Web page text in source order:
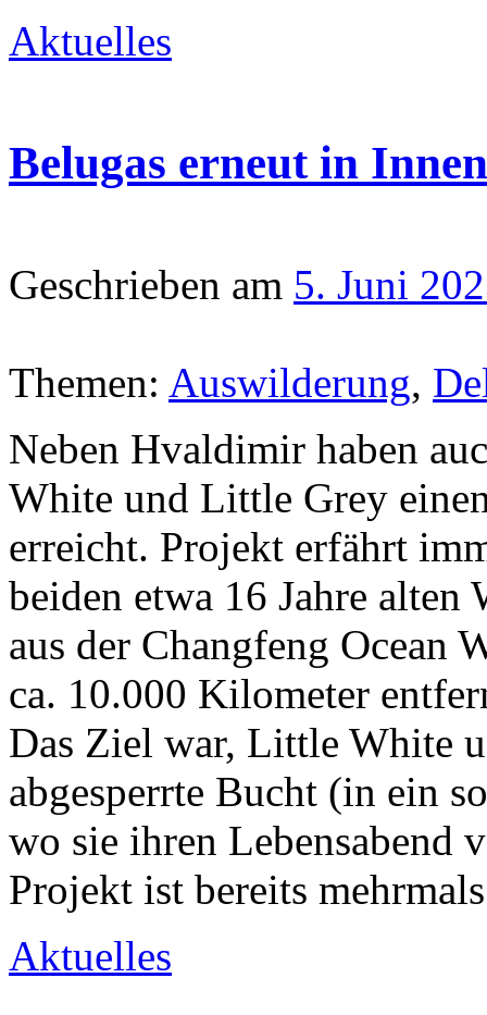
Aktuelles
Belugas erneut in
Geschrieben am 5. Juni
Themen: Auswilderung,
Neben Hvaldimir haben
White und Little Grey
erreicht. Projekt erfährt
beiden etwa 16 Jahre
aus der Changfeng Ocean
ca. 10.000 Kilometer
Das Ziel war, Little White
abgesperrte Bucht (in ein
wo sie ihren Lebensabend
Projekt ist bereits
Aktuelles